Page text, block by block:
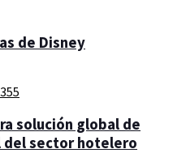
de Disney
solución global de
sector hotelero